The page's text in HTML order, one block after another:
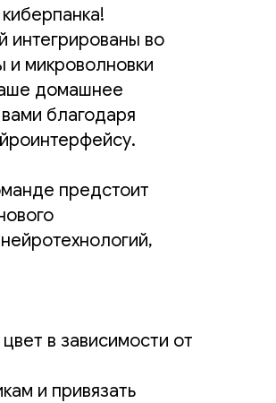
интегрированы во
и микроволновки
домашнее
благодаря
предстоит
в зависимости от
и привязать